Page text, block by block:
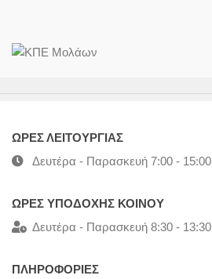
ΩΡΕΣ ΛΕΙΤΟΥΡΓΙΑΣ
Δευτέρα - Παρασκευή 7:00 - 15:00
ΩΡΕΣ ΥΠΟΔΟΧΗΣ ΚΟΙΝΟΥ
Δευτέρα - Παρασκευή 8:30 - 13:30
ΠΛΗΡΟΦΟΡΙΕΣ